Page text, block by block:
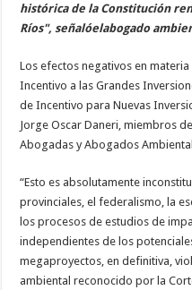
histórica de la Constitución
Ríos", señalóelabogado
Los efectos negativos en
Incentivo a las Grandes
de Incentivo para Nuevas
Jorge Oscar Daneri, miembros
Abogadas y Abogados
“Esto es absolutamente
provinciales, el federalismo, la
los procesos de estudios de
independientes de los
megaproyectos, en definitiva,
ambiental reconocido por la